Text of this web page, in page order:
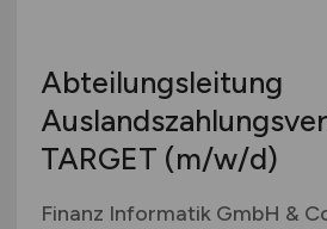
Abteilungsleitung
TARGET (m/w/d)
Finanz Informatik GmbH &